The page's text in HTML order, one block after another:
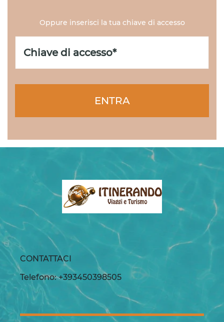
Oppure inserisci la tua chiave di accesso
ENTRA
CONTATTACI
Telefono: +393450398505